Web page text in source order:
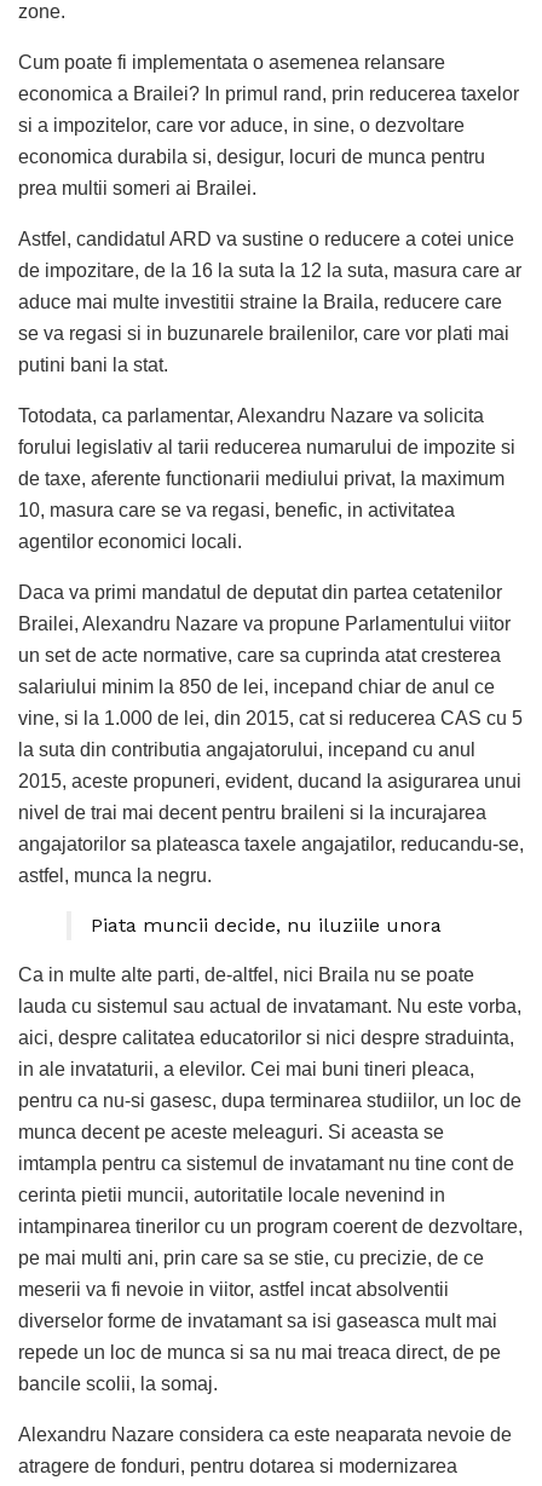
zone.
Cum poate fi implementata o asemenea relansare
economica a Brailei? In primul rand, prin reducerea taxelor
si a impozitelor, care vor aduce, in sine, o dezvoltare
economica durabila si, desigur, locuri de munca pentru
prea multii someri ai Brailei.
Astfel, candidatul ARD va sustine o reducere a cotei unice
de impozitare, de la 16 la suta la 12 la suta, masura care ar
aduce mai multe investitii straine la Braila, reducere care
se va regasi si in buzunarele brailenilor, care vor plati mai
putini bani la stat.
Totodata, ca parlamentar, Alexandru Nazare va solicita
forului legislativ al tarii reducerea numarului de impozite si
de taxe, aferente functionarii mediului privat, la maximum
10, masura care se va regasi, benefic, in activitatea
agentilor economici locali.
Daca va primi mandatul de deputat din partea cetatenilor
Brailei, Alexandru Nazare va propune Parlamentului viitor
un set de acte normative, care sa cuprinda atat cresterea
salariului minim la 850 de lei, incepand chiar de anul ce
vine, si la 1.000 de lei, din 2015, cat si reducerea CAS cu 5
la suta din contributia angajatorului, incepand cu anul
2015, aceste propuneri, evident, ducand la asigurarea unui
nivel de trai mai decent pentru braileni si la incurajarea
angajatorilor sa plateasca taxele angajatilor, reducandu-se,
astfel, munca la negru.
Piata muncii decide, nu iluziile unora
Ca in multe alte parti, de-altfel, nici Braila nu se poate
lauda cu sistemul sau actual de invatamant. Nu este vorba,
aici, despre calitatea educatorilor si nici despre straduinta,
in ale invataturii, a elevilor. Cei mai buni tineri pleaca,
pentru ca nu-si gasesc, dupa terminarea studiilor, un loc de
munca decent pe aceste meleaguri. Si aceasta se
imtampla pentru ca sistemul de invatamant nu tine cont de
cerinta pietii muncii, autoritatile locale nevenind in
intampinarea tinerilor cu un program coerent de dezvoltare,
pe mai multi ani, prin care sa se stie, cu precizie, de ce
meserii va fi nevoie in viitor, astfel incat absolventii
diverselor forme de invatamant sa isi gaseasca mult mai
repede un loc de munca si sa nu mai treaca direct, de pe
bancile scolii, la somaj.
Alexandru Nazare considera ca este neaparata nevoie de
atragere de fonduri, pentru dotarea si modernizarea